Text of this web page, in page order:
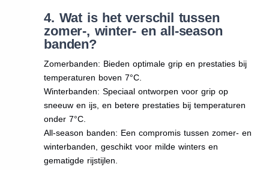
4. Wat is het verschil tussen
zomer-, winter- en all-season
banden?
Zomerbanden: Bieden optimale grip en prestaties bij
temperaturen boven 7°C.
Winterbanden: Speciaal ontworpen voor grip op
sneeuw en ijs, en betere prestaties bij temperaturen
onder 7°C.
All-season banden: Een compromis tussen zomer- en
winterbanden, geschikt voor milde winters en
gematigde rijstijlen.